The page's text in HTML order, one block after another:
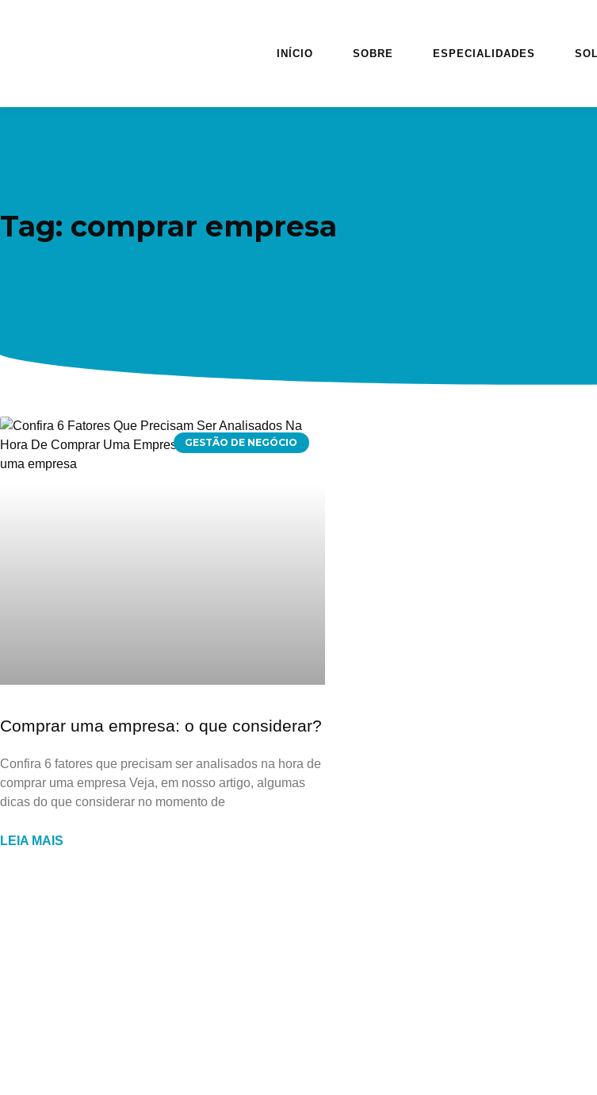
INÍCIO SOBRE ESPECIALIDADES
Tag: comprar empresa
GESTÃO DE NEGÓCIO
Comprar uma empresa: o que considerar?
Confira 6 fatores que precisam ser analisados na hora de
comprar uma empresa Veja, em nosso artigo, algumas
dicas do que considerar no momento de
LEIA MAIS